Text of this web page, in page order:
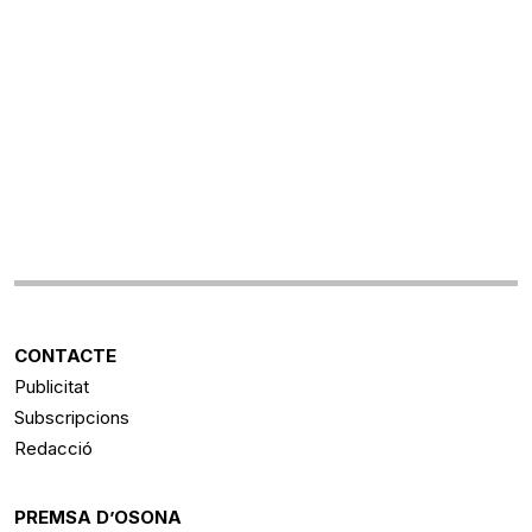
CONTACTE
Publicitat
Subscripcions
Redacció
PREMSA D’OSONA